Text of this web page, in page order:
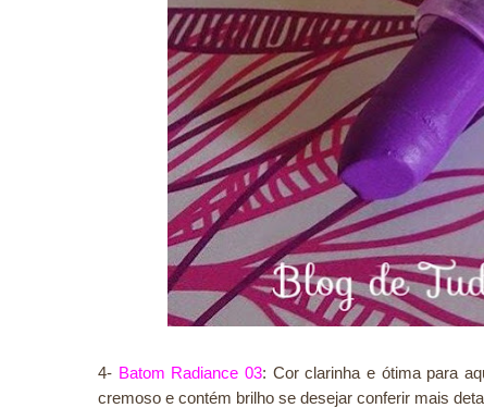
4- Batom Radiance 03: Cor clarinha e ótima para
cremoso e contém brilho se desejar conferir mais